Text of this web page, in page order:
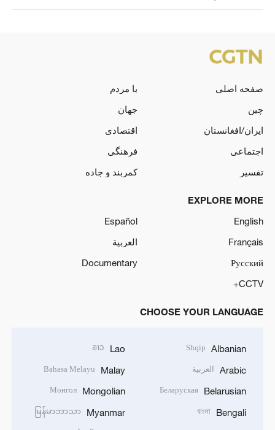
صفحه اصلی
با مردم
چین
جهان
ایران/افغانستان
اقتصادی
اجتماعی
فرهنگی
تفسیر
کمربند و جاده
EXPLORE MORE
English
Español
Français
العربية
Русский
Documentary
CCTV+
CHOOSE YOUR LANGUAGE
Albanian
Shqip
Arabic العربية
Belarusian
Беларуская
Bengali
বাংলা
Lao
ລາວ
Malay
Bahasa Melayu
Mongolian
Монгол
Myanmar
မြန်မာဘာသာ